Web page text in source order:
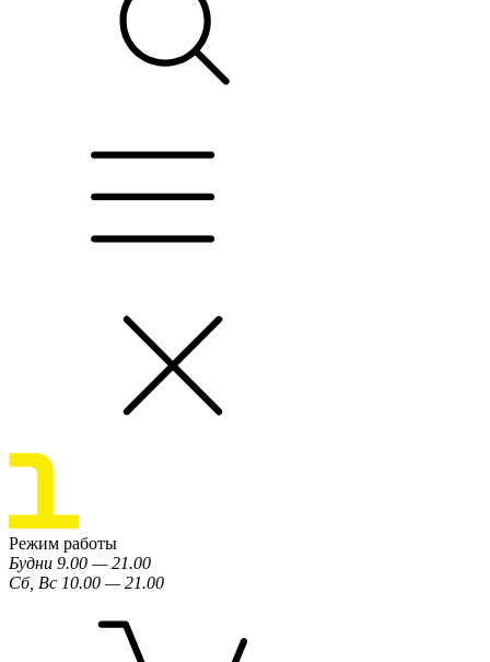
Режим работы
Будни 9.00 — 21.00
Сб, Вс 10.00 — 21.00